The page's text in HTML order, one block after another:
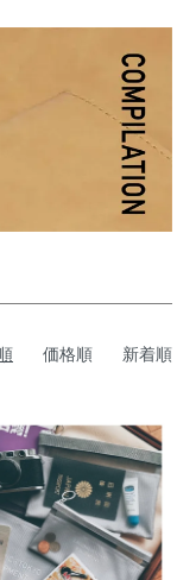
価格順 新着順